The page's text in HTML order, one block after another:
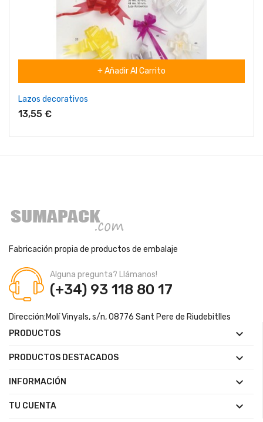
+ Añadir Al Carrito
Lazos decorativos
13,55 €
Fabricación propia de productos de embalaje
Alguna pregunta? Llámanos!
(+34) 93 118 80 17
Dirección:Molí Vinyals, s/n, 08776 Sant Pere de Riudebitlles
PRODUCTOS

PRODUCTOS DESTACADOS 
INFORMACIÓN 
TU CUENTA 